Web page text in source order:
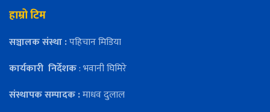
हाम्रो टिम
सञ्चालक संस्था :पहिचान मिडिया
कार्यकारी निर्देशक: भवानी घिमिरे
संस्थापक सम्पादक :माधव दुलाल